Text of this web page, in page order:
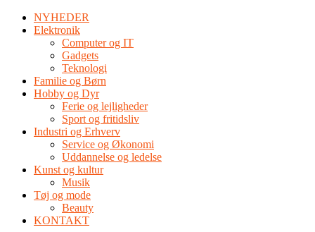
NYHEDER
Elektronik
Computer og IT
Gadgets
Teknologi
Familie og Børn
Hobby og Dyr
Ferie og lejligheder
Sport og fritidsliv
Industri og Erhverv
Service og Økonomi
Uddannelse og ledelse
Kunst og kultur
Musik
Tøj og mode
Beauty
KONTAKT